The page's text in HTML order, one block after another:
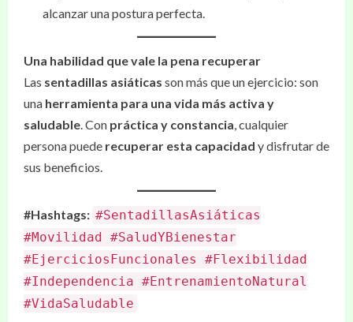
alcanzar una postura perfecta.
Una habilidad que vale la pena recuperar
Las sentadillas asiáticas son más que un ejercicio: son
una herramienta para una vida más activa y
saludable. Con práctica y constancia, cualquier
persona puede recuperar esta capacidad y disfrutar de
sus beneficios.
#Hashtags: #SentadillasAsiáticas
#Movilidad #SaludYBienestar
#EjerciciosFuncionales #Flexibilidad
#Independencia #EntrenamientoNatural
#VidaSaludable